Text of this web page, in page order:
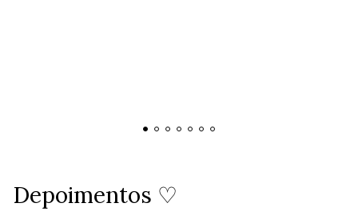
Depoimentos ♡